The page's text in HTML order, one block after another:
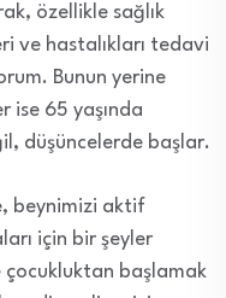
özellikle sağlık
ve hastalıkları tedavi
Bunun yerine
ise 65 yaşında
düşüncelerde başlar.
beynimizi aktif
için bir şeyler
çocukluktan başlamak